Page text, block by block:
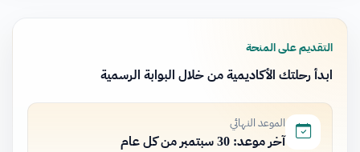
التقديم على المنحة
ابدأ رحلتك الأكاديمية من خلال البوابة الرسمية
الموعد النهائي
آخر موعد: 30 سبتمبر من كل عام